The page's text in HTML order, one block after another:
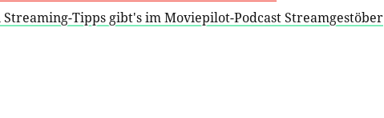
Streaming-Tipps gibt's im Moviepilot-Podcast Streamgestöber